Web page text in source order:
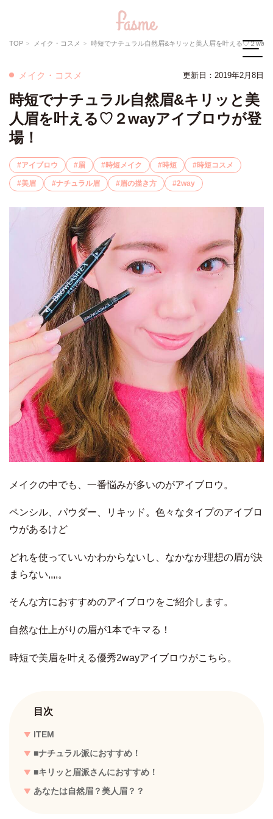
TOP メイク・コスメ 時短でナチュラル自然眉&キリッと美人眉を叶える♡２wayアイブロウが登場！
メイク・コスメ 更新日：2019年2月8日
時短でナチュラル自然眉&キリッと美
人眉を叶える♡２wayアイブロウが登
場！
アイブロウ 眉 時短メイク 時短 時短コスメ
美眉 ナチュラル眉 眉の描き方 2way
メイクの中でも、一番悩みが多いのがアイブロウ。
ペンシル、パウダー、リキッド。色々なタイプのアイブロ
ウがあるけど
どれを使っていいかわからないし、なかなか理想の眉が決
まらない,,,,。
そんな方におすすめのアイブロウをご紹介します。
自然な仕上がりの眉が1本でキマる！
時短で美眉を叶える優秀2wayアイブロウがこちら。
目次
ITEM
■ナチュラル派におすすめ！
■キリッと眉派さんにおすすめ！
あなたは自然眉？美人眉？？